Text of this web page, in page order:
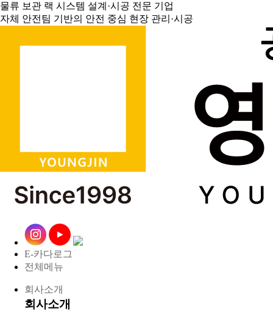
물류 보관 랙 시스템 설계·시공 전문 기업
자체 안전팀 기반의 안전 중심 현장 관리·시공
E-카다로그
전체메뉴
회사소개
회사소개